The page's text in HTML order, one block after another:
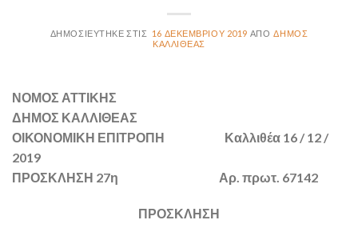
16 ΔΕΚΕΜΒΡΊΟΥ 2019
ΔΉΜΟΣ
ΚΑΛΛΙΘΈΑΣ
ΝΟΜΟΣ ΑΤΤΙΚΗΣ
ΔΗΜΟΣ ΚΑΛΛΙΘΕΑΣ
ΟΙΚΟΝΟΜΙΚΗ ΕΠΙΤΡΟΠΗ Καλλιθέα 16 / 12 /
2019
ΠΡΟΣΚΛΗΣΗ 27η Αρ. πρωτ. 67142
ΠΡΟΣΚΛΗΣΗ